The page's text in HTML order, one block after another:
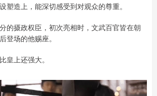
塑造上，能深切感受到对观众的尊重。
的摄政权臣，初次亮相时，文武百官皆在朝
登场的他赐座。
皇上还强大。